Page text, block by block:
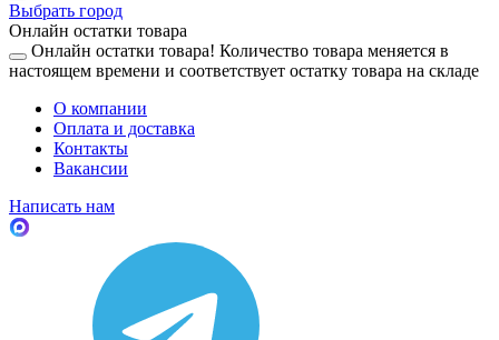
Выбрать город
Онлайн остатки товара
Онлайн остатки товара! Количество товара меняется в
настоящем времени и соответствует остатку товара на складе
О компании
Оплата и доставка
Контакты
Вакансии
Написать нам